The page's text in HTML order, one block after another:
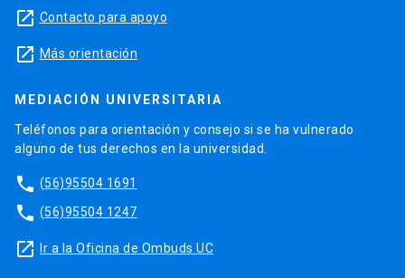
launch Contacto para apoyo
launch Más orientación
MEDIACIÓN UNIVERSITARIA
Teléfonos para orientación y consejo si se ha vulnerado
alguno de tus derechos en la universidad.
phone (56)95504 1691
phone (56)95504 1247
launch Ir a la Oficina de Ombuds UC